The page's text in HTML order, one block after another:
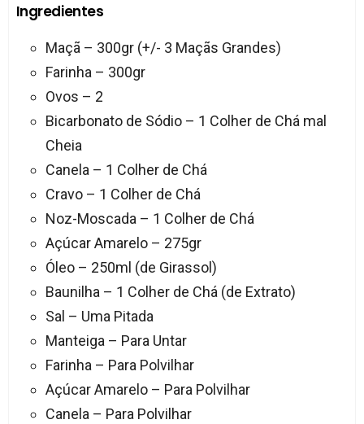
Ingredientes
Maçã – 300gr (+/- 3 Maçãs Grandes)
Farinha – 300gr
Ovos – 2
Bicarbonato de Sódio – 1 Colher de Chá mal
Cheia
Canela – 1 Colher de Chá
Cravo – 1 Colher de Chá
Noz-Moscada – 1 Colher de Chá
Açúcar Amarelo – 275gr
Óleo – 250ml (de Girassol)
Baunilha – 1 Colher de Chá (de Extrato)
Sal – Uma Pitada
Manteiga – Para Untar
Farinha – Para Polvilhar
Açúcar Amarelo – Para Polvilhar
Canela – Para Polvilhar